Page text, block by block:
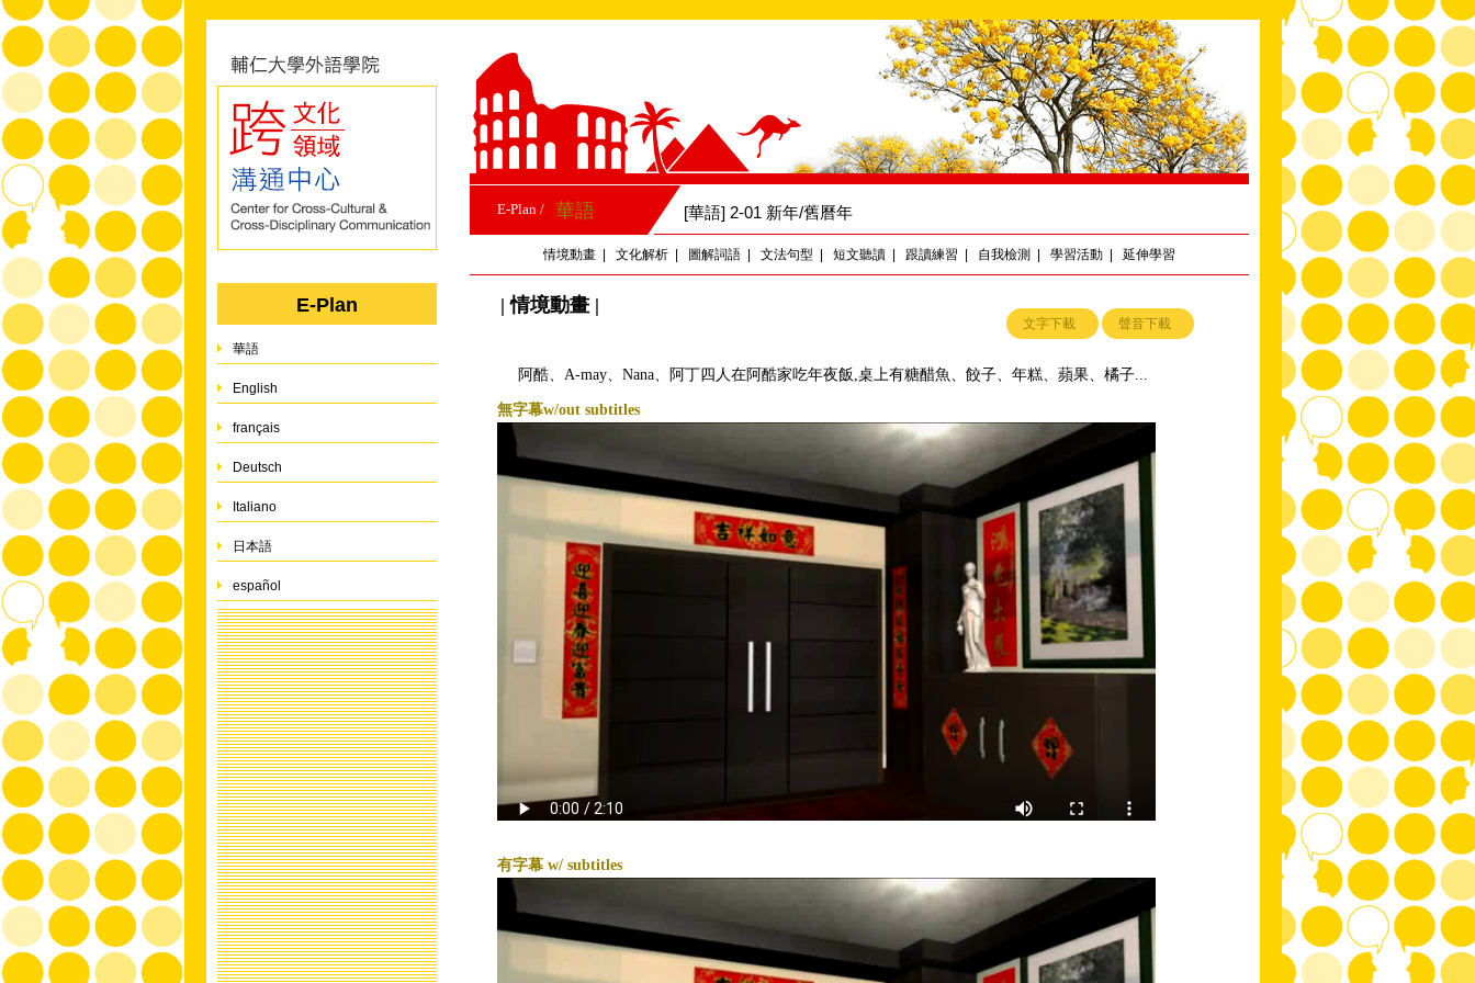
E-Plan
華語
English
français
Deutsch
Italiano
日本語
español
E-Plan / 華語 [華語] 2-01 新年/舊曆年
情境動畫 文化解析 圖解詞語 文法句型 短文聽讀 跟讀練習 自我檢測 學習活動 延伸學習
| 情境動畫 |
文字下載 聲音下載
阿酷、A-may、Nana、阿丁四人在阿酷家吃年夜飯,桌上有糖醋魚、餃子、年糕、蘋果、橘子...
無字幕w/out subtitles
有字幕 w/ subtitles